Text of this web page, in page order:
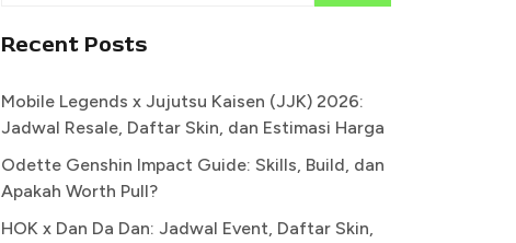
Recent Posts
Mobile Legends x Jujutsu Kaisen (JJK) 2026:
Jadwal Resale, Daftar Skin, dan Estimasi Harga
Odette Genshin Impact Guide: Skills, Build, dan
Apakah Worth Pull?
HOK x Dan Da Dan: Jadwal Event, Daftar Skin,